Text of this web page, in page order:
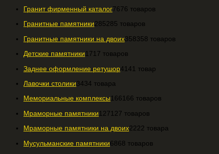
Гранит фирменный каталог7676 товаров
Гранитные памятники285285 товаров
Гранитные памятники на двоих358358 товаров
Детские памятники1717 товаров
Заднее оформление ретушор41 41 товар
Лавочки столики3434 товара
Мемориальные комплексы166166 товаров
Мраморные памятники 127 127 товаров
Мраморные памятники на двоих2222 товара
Мусульманские памятники6868 товаров